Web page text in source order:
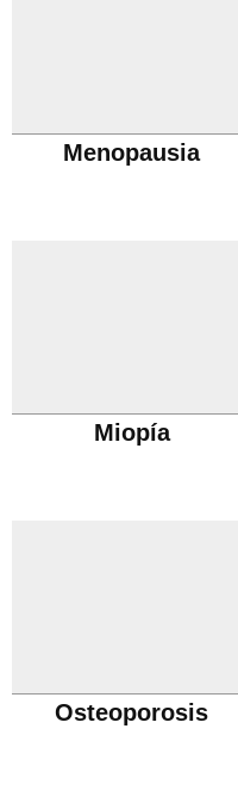
Menopausia
Miopía
Osteoporosis